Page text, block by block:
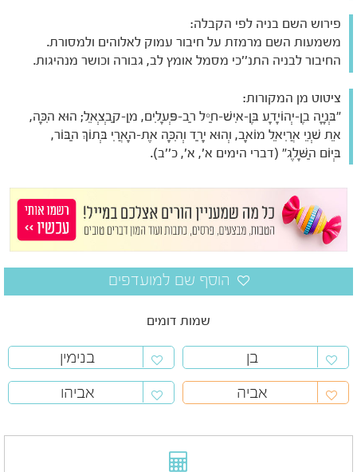
פירוש השם בניה לפי הקבלה:
משמעות השם מרמזת על חיבור עמוק לאלוהים ולמסורת.
החיבור לבניה התנ''כי מסמל אומץ לב, גבורה וכושר מנהיגות.
ציטוט מן המקורות:
"בְּנָיָה בֶן-יְהוֹיָדָע בֶּן-אִישׁ-חַיִל רַב-פְּעָלִים, מִן-קַבְצְאֵל; הוּא הִכָּה,
אֵת שְׁנֵי אֲרִיאֵל מוֹאָב, וְהוּא יָרַד וְהִכָּה אֶת-הָאֲרִי בְּתוֹךְ הַבּוֹר,
בְּיוֹם הַשָּׁלֶג" (דברי הימים א', א', כ''ב).
שמות דומים
בן
בנימין
אביה
אביהו